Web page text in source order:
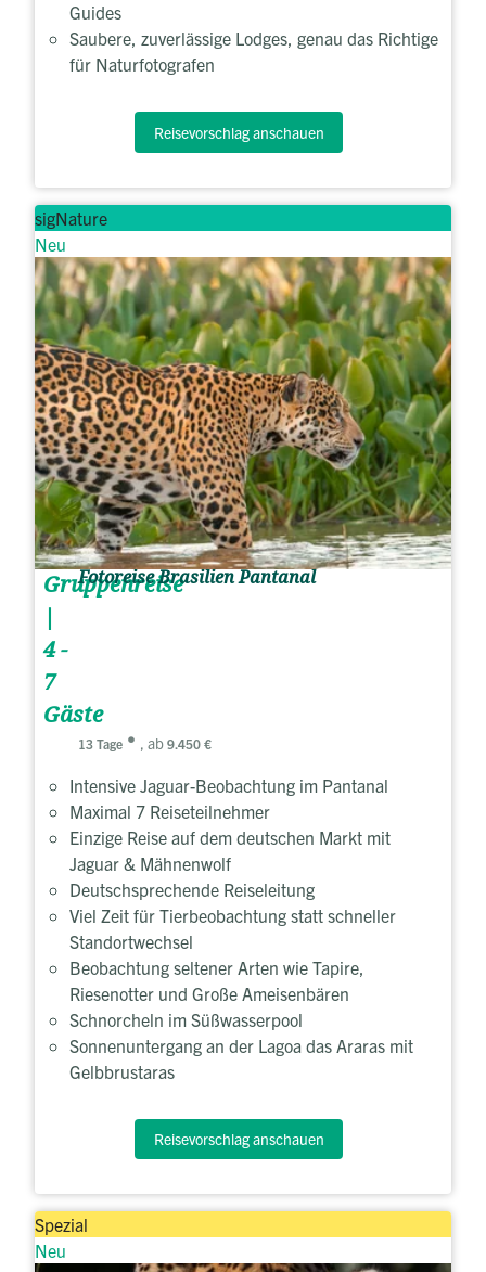
Guides
Saubere, zuverlässige Lodges, genau das Richtige
für Naturfotografen
Reisevorschlag anschauen
sigNature
Neu
Gruppenreise
|
4 -
7
Gäste
Fotoreise Brasilien Pantanal
13 Tage , ab 9.450 €
Intensive Jaguar-Beobachtung im Pantanal
Maximal 7 Reiseteilnehmer
Einzige Reise auf dem deutschen Markt mit
Jaguar & Mähnenwolf
Deutschsprechende Reiseleitung
Viel Zeit für Tierbeobachtung statt schneller
Standortwechsel
Beobachtung seltener Arten wie Tapire,
Riesenotter und Große Ameisenbären
Schnorcheln im Süßwasserpool
Sonnenuntergang an der Lagoa das Araras mit
Gelbbrustaras
Reisevorschlag anschauen
Spezial
Neu